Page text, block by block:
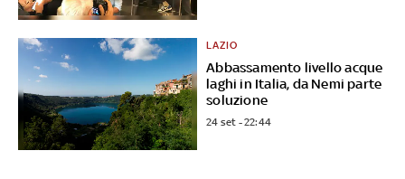
Abbassamento livello acque
laghi in Italia, da Nemi parte
soluzione
LAZIO
24 set - 22:44